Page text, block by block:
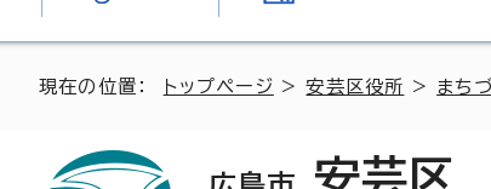
現在の位置： トップページ >安芸区役所 > まち
安芸区